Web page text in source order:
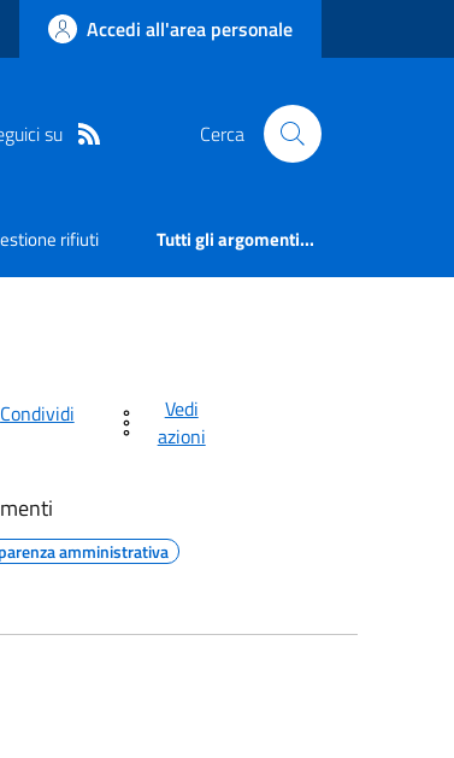
Accedi all'area personale
su Cerca
rifiuti Tutti gli argomenti...
Condividi
Vedi
azioni
amministrativa